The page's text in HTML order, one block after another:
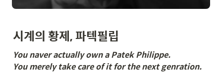
시계의 황제, 파텍필립
You naver actually own a Patek Philippe.
You merely take care of it for the next genration.